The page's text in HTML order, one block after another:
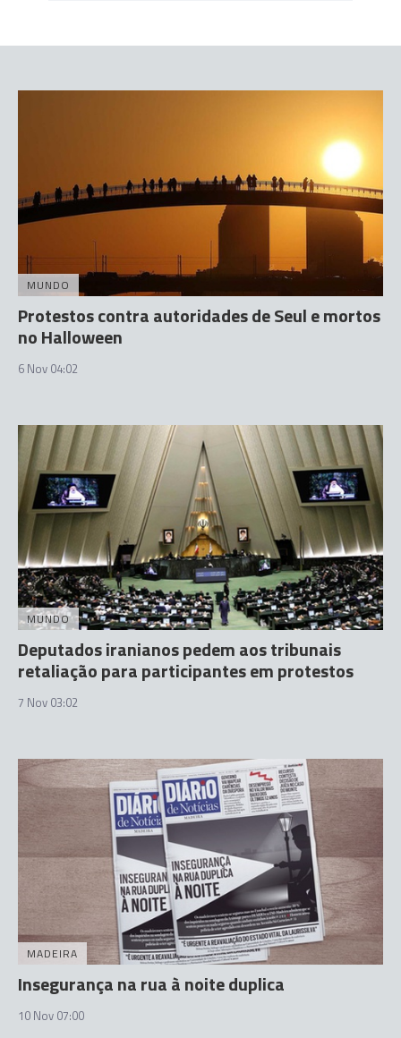
MUNDO
Protestos contra autoridades de Seul e mortos
no Halloween
6 Nov 04:02
MUNDO
Deputados iranianos pedem aos tribunais
retaliação para participantes em protestos
7 Nov 03:02
MADEIRA
Insegurança na rua à noite duplica
10 Nov 07:00